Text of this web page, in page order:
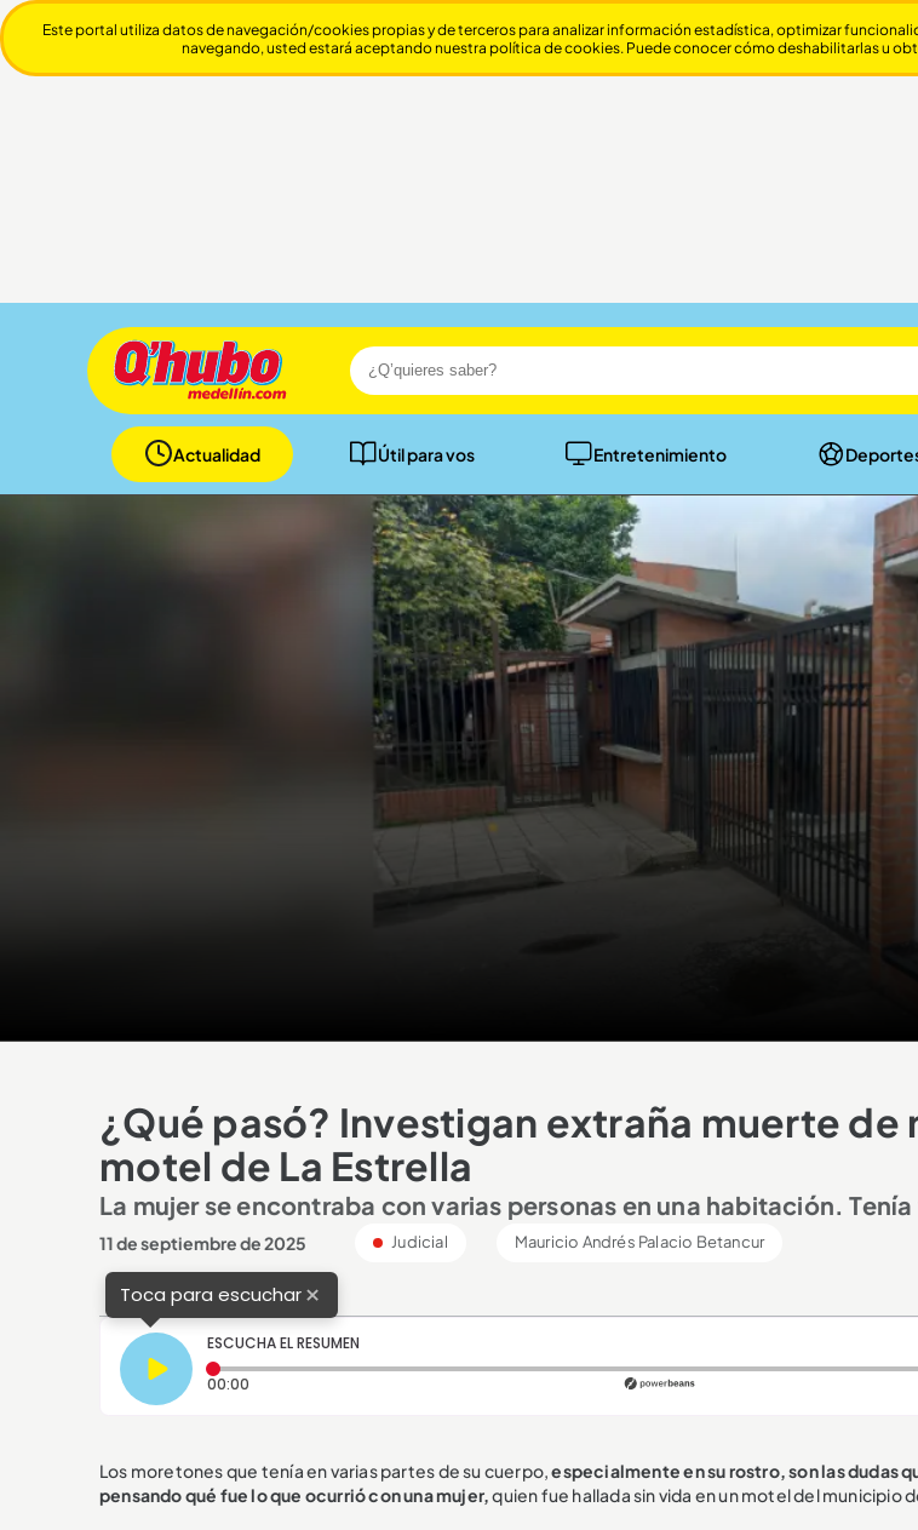
Actualidad Útil para vos Entretenimiento
¿Qué pasó? Investigan extraña muerte de
motel de La Estrella
La mujer se encontraba con varias personas en una habitación.
11 de septiembre de 2025 Judicial Mauricio Andrés Palacio Betancur
Toca para escuchar×
ESCUCHA EL RESUMEN
00:00
Los moretones que tenía en varias partes de su cuerpo,especialmente en su rostro, son las dudas
pensando qué fue lo que ocurrió con una mujer,quien fue hallada sin vida en un motel del municipio
Este portal utiliza datos de navegación/cookies propias y de terceros para analizar información estadística, optimizar
navegando, usted estará aceptando nuestra política de cookies. Puede conocer cómo deshabilitarlas u